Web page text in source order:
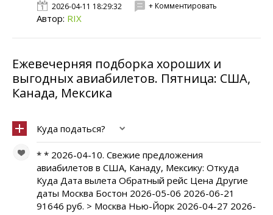
2026-04-11 18:29:32 + Комментировать
Автор: RIX
Ежевечерняя подборка хороших и
выгодных авиабилетов. Пятница: США,
Канада, Мексика
Куда податься?
* * 2026-04-10. Свежие предложения
авиабилетов в CША, Канаду, Мексику: Откуда
Куда Дата вылета Обратный рейс Цена Другие
даты Москва Бостон 2026-05-06 2026-06-21
91646 руб. > Москва Нью-Йорк 2026-04-27 2026-